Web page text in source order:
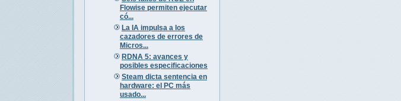
Flowise permiten ejecutar
có...
La IA impulsa a los
cazadores de errores de
Micros...
RDNA 5: avances y
posibles especificaciones
Steam dicta sentencia en
hardware: el PC más
usado...